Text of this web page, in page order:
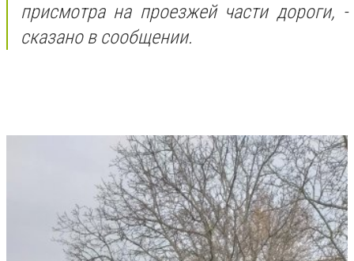
присмотра на проезжей части дороги, -
сказано в сообщении.